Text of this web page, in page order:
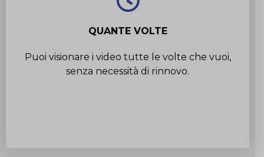
QUANTE VOLTE
Puoi visionare i video tutte le volte che vuoi,
senza necessità di rinnovo.